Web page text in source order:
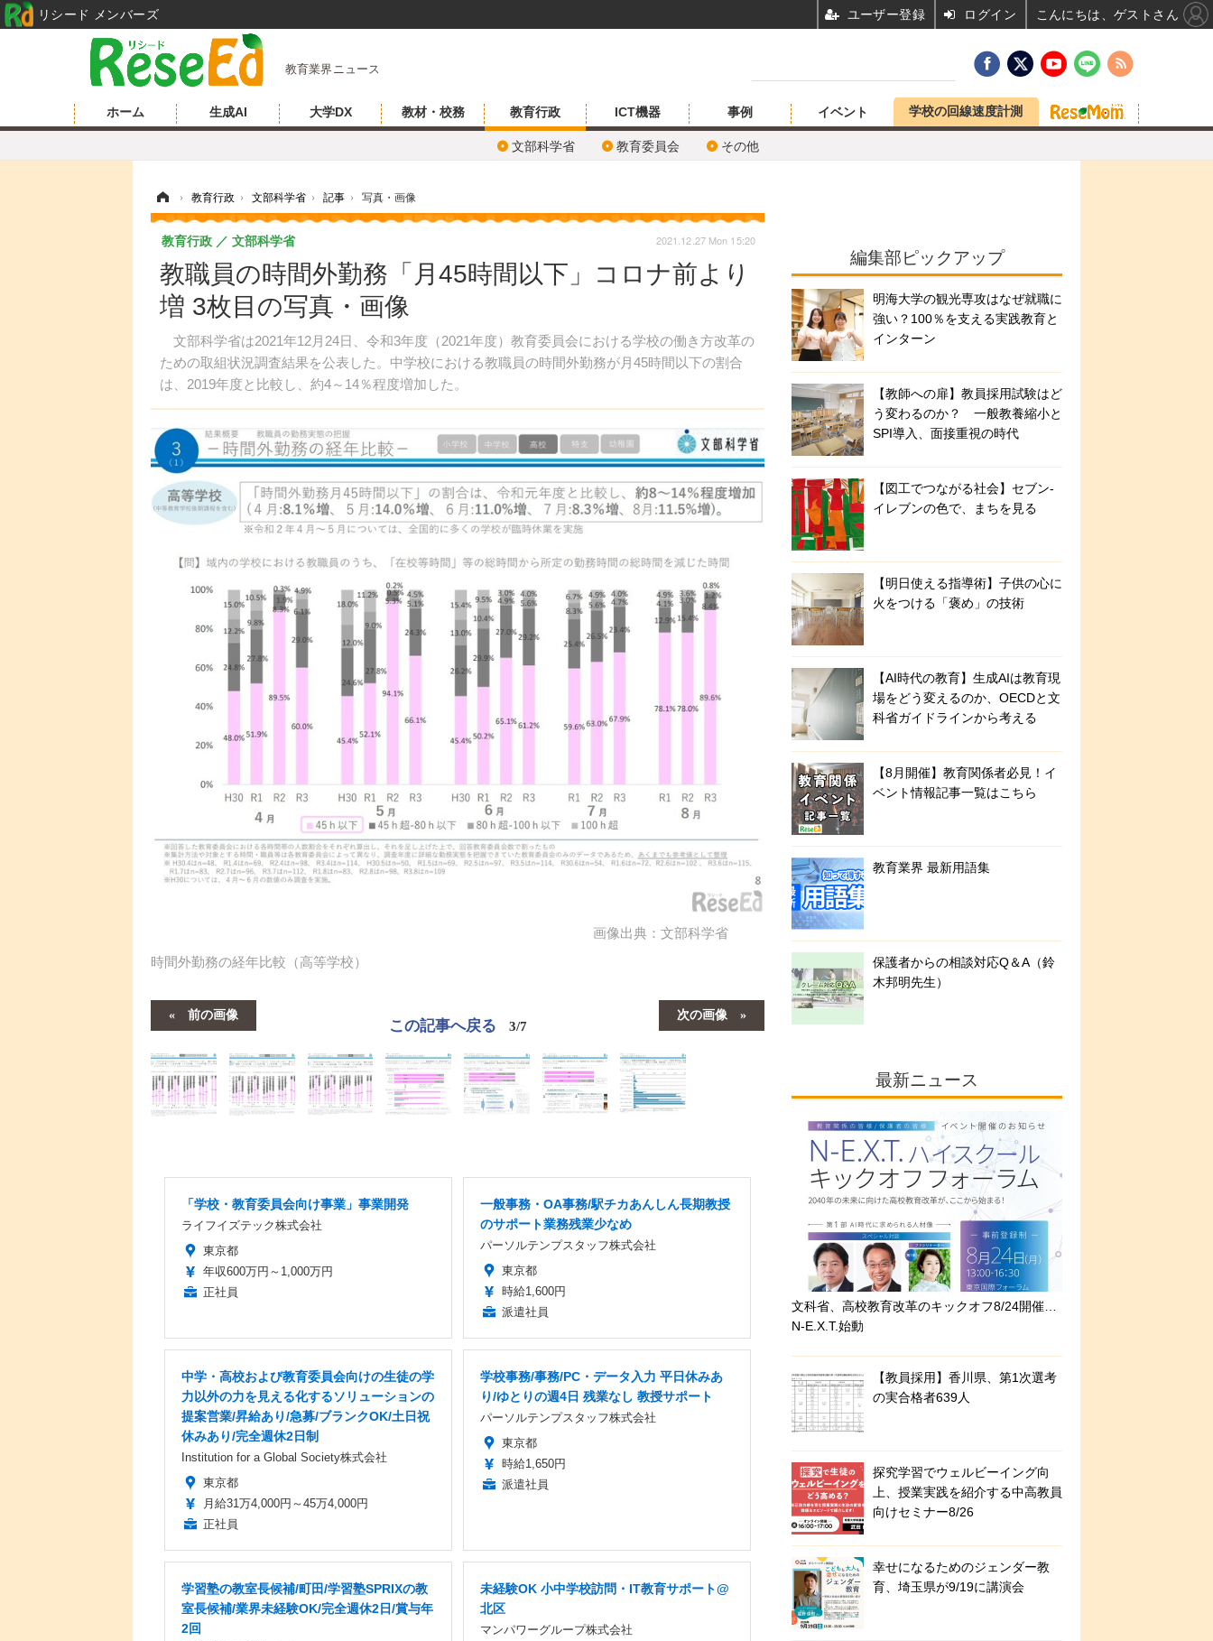
教育業界ニュース
ホーム 生成AI 大学DX 教材・校務 教育行政
文部科学省 教育委員会 その他
ICT機器 事例 イベント 学校の回線速度計測
› 教育行政 › 文部科学省 › 記事 › 写真・画像
教職員の時間外勤務「月45時間以下」コロナ前より
増 3枚目の写真・画像
文部科学省は2021年12月24日、令和3年度（2021年度）教育委員会における学校の働き方改革の
ための取組状況調査結果を公表した。中学校における教職員の時間外勤務が月45時間以下の割合
は、2019年度と比較し、約4～14％程度増加した。
教育行政 文部科学省 2021.12.27 Mon 15:20
画像出典：文部科学省
時間外勤務の経年比較（高等学校）
前の画像 次の画像
この記事へ戻る 3/7
「学校・教育委員会向け事業」事業開発
ライフイズテック株式会社
東京都
年収600万円～1,000万円
正社員
一般事務・OA事務/駅チカあんしん長期教授
のサポート業務残業少なめ
パーソルテンプスタッフ株式会社
東京都
時給1,600円
派遣社員
中学・高校および教育委員会向けの生徒の学
力以外の力を見える化するソリューションの
提案営業/昇給あり/急募/ブランクOK/土日祝
休みあり/完全週休2日制
Institution for a Global Society株式会社
東京都
月給31万4,000円～45万4,000円
正社員
学校事務/事務/PC・データ入力 平日休みあ
り/ゆとりの週4日 残業なし 教授サポート
パーソルテンプスタッフ株式会社
東京都
時給1,650円
派遣社員
学習塾の教室長候補/町田/学習塾SPRIXの教
室長候補/業界未経験OK/完全週休2日/賞与年
2回
未経験OK 小中学校訪問・IT教育サポート@
北区
マンパワーグループ株式会社
編集部ピックアップ
明海大学の観光専攻はなぜ就職に
強い？100％を支える実践教育と
インターン
【教師への扉】教員採用試験はど
う変わるのか？ 一般教養縮小と
SPI導入、面接重視の時代
【図工でつながる社会】セブン‐
イレブンの色で、まちを見る
【明日使える指導術】子供の心に
火をつける「褒め」の技術
【AI時代の教育】生成AIは教育現
場をどう変えるのか、OECDと文
科省ガイドラインから考える
【8月開催】教育関係者必見！イ
ベント情報記事一覧はこちら
教育業界 最新用語集
保護者からの相談対応Q＆A（鈴
木邦明先生）
最新ニュース
文科省、高校教育改革のキックオフ8/24開催…
N-E.X.T.始動
【教員採用】香川県、第1次選考
の実合格者639人
探究学習でウェルビーイング向
上、授業実践を紹介する中高教員
向けセミナー8/26
幸せになるためのジェンダー教
育、埼玉県が9/19に講演会
リシード メンバーズ ユーザー登録 ログイン こんにちは、ゲストさん